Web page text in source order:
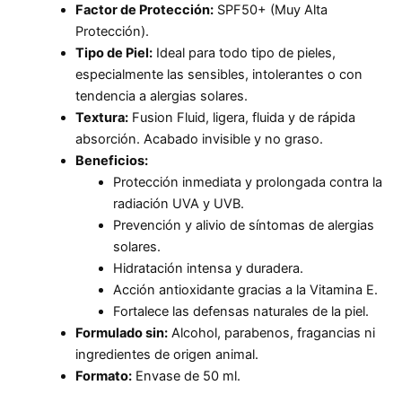
Factor de Protección:SPF50+ (Muy Alta
Protección).
Tipo de Piel:Ideal para todo tipo de pieles,
especialmente las sensibles, intolerantes o con
tendencia a alergias solares.
Textura:Fusion Fluid, ligera, fluida y de rápida
absorción. Acabado invisible y no graso.
Beneficios:
Protección inmediata y prolongada contra la
radiación UVA y UVB.
Prevención y alivio de síntomas de alergias
solares.
Hidratación intensa y duradera.
Acción antioxidante gracias a la Vitamina E.
Fortalece las defensas naturales de la piel.
Formulado sin:Alcohol, parabenos, fragancias ni
ingredientes de origen animal.
Formato:Envase de 50 ml.